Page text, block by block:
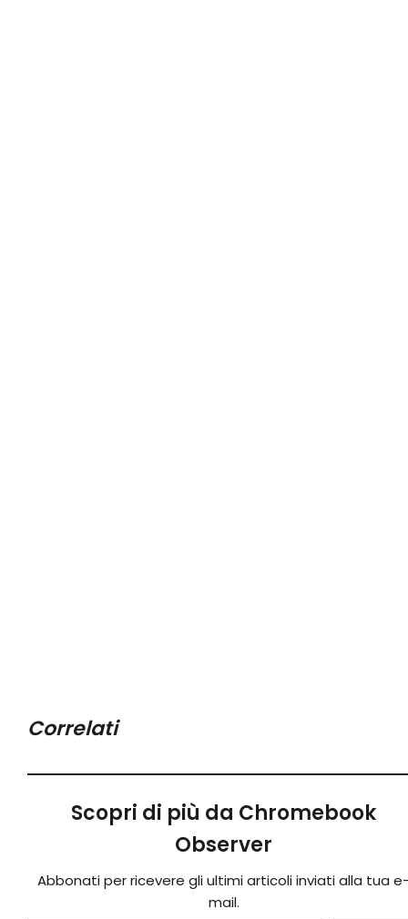
Correlati
Scopri di più da Chromebook
Observer
Abbonati per ricevere gli ultimi articoli inviati alla tua
mail.